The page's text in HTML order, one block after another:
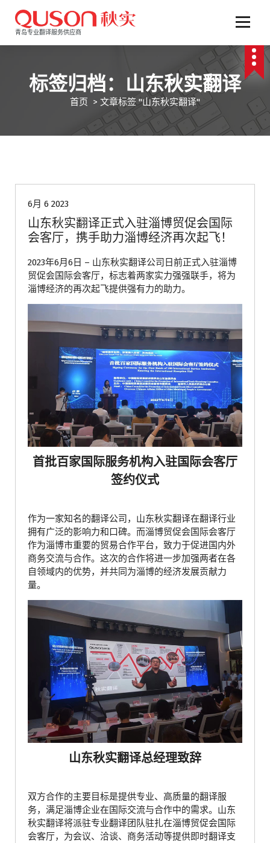
文
青岛专业翻译服务供应商
标签归档：山东秋实翻译
首页 > 文章标签 "山东秋实翻译"
6月 6 2023
山东秋实翻译正式入驻淄博贸促会国际
会客厅，携手助力淄博经济再次起飞！
2023年6月6日 – 山东秋实翻译公司日前正式入驻淄博
贸促会国际会客厅，标志着两家实力强强联手，将为
淄博经济的再次起飞提供强有力的助力。
首批百家国际服务机构入驻国际会客厅
签约仪式
作为一家知名的翻译公司，山东秋实翻译在翻译行业
拥有广泛的影响力和口碑。而淄博贸促会国际会客厅
作为淄博市重要的贸易合作平台，致力于促进国内外
商务交流与合作。这次的合作将进一步加强两者在各
自领域内的优势，并共同为淄博的经济发展贡献力
量。
山东秋实翻译总经理致辞
双方合作的主要目标是提供专业、高质量的翻译服
务，满足淄博企业在国际交流与合作中的需求。山东
秋实翻译将派驻专业翻译团队驻扎在淄博贸促会国际
会客厅，为会议、洽谈、商务活动等提供即时翻译支